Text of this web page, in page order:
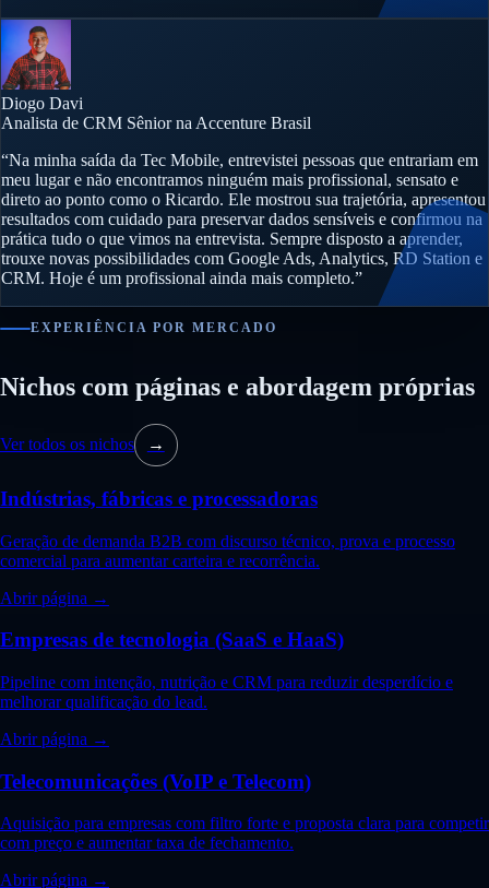
Diogo Davi
Analista de CRM Sênior na Accenture Brasil
“Na minha saída da Tec Mobile, entrevistei pessoas que entrariam em
meu lugar e não encontramos ninguém mais profissional, sensato e
direto ao ponto como o Ricardo. Ele mostrou sua trajetória, apresentou
resultados com cuidado para preservar dados sensíveis e confirmou na
prática tudo o que vimos na entrevista. Sempre disposto a aprender,
trouxe novas possibilidades com Google Ads, Analytics, RD Station e
CRM. Hoje é um profissional ainda mais completo.”
EXPERIÊNCIA POR MERCADO
Nichos com páginas e abordagem próprias
Ver todos os nichos →
Indústrias, fábricas e processadoras
Geração de demanda B2B com discurso técnico, prova e processo
comercial para aumentar carteira e recorrência.
Abrir página →
Empresas de tecnologia (SaaS e HaaS)
Pipeline com intenção, nutrição e CRM para reduzir desperdício e
melhorar qualificação do lead.
Abrir página →
Telecomunicações (VoIP e Telecom)
Aquisição para empresas com filtro forte e proposta clara para competir
com preço e aumentar taxa de fechamento.
Abrir página →